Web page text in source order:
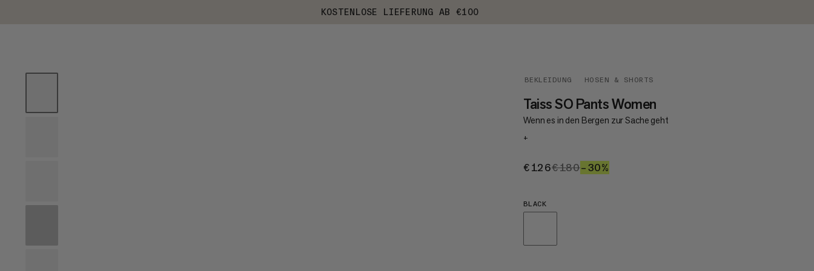
KOSTENLOSE LIEFERUNG AB €100
BEKLEIDUNG HOSEN & SHORTS
Taiss SO Pants Women
Wenn es in den Bergen zur Sache geht
+
€126€126
€180€180
–30%
BLACK